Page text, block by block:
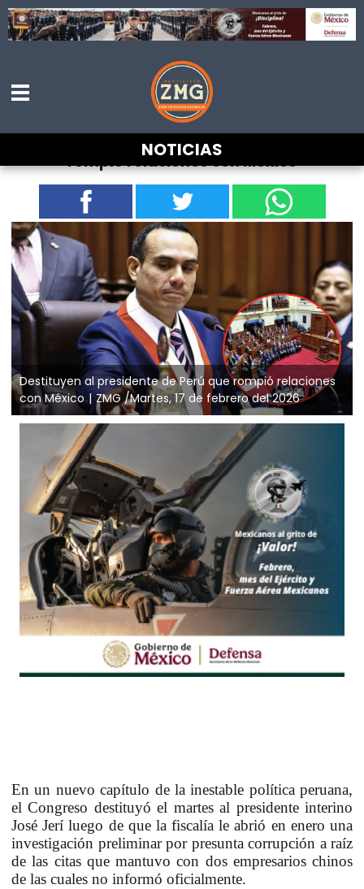
NOTICIAS
Destituyen al presidente de Perú que
rompió relaciones con México
Destituyen al presidente de Perú que rompió relaciones
con México
ZMG /Martes, 17 de febrero del 2026
En un nuevo capítulo de la inestable política peruana,
el Congreso destituyó el martes al presidente interino
José Jerí luego de que la fiscalía le abrió en enero una
investigación preliminar por presunta corrupción a raíz
de las citas que mantuvo con dos empresarios chinos
de las cuales no informó oficialmente.